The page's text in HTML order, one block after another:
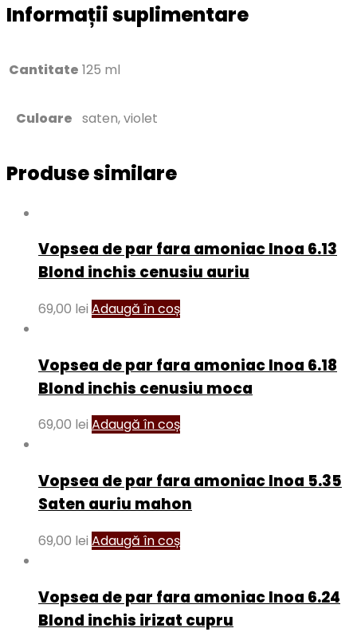
Informații suplimentare
Cantitate 125 ml
Culoare saten, violet
Produse similare
Vopsea de par fara amoniac Inoa 6.13
Blond inchis cenusiu auriu
69,00 lei Adaugă în coș
Vopsea de par fara amoniac Inoa 6.18
Blond inchis cenusiu moca
69,00 lei Adaugă în coș
Vopsea de par fara amoniac Inoa 5.35
Saten auriu mahon
69,00 lei Adaugă în coș
Vopsea de par fara amoniac Inoa 6.24
Blond inchis irizat cupru